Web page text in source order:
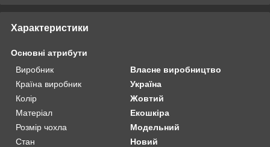
Характеристики
Основні атрибути
Виробник
Власне виробництво
Країна виробник
Україна
Колір
Жовтий
Матеріал
Екошкіра
Розмір чохла
Модельний
Стан
Новий